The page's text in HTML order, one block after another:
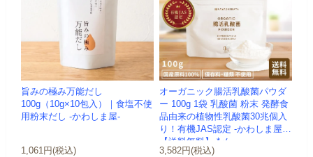
旨みの極み万能だし
100g（10g×10包入）｜食塩不使
用粉末だし -かわしま屋-
1,061円(税込)
オーガニック腸活乳酸菌パウダ
ー 100g 1袋 乳酸菌 粉末 発酵食
品由来の植物性乳酸菌30兆個入
り！有機JAS認定 -かわしま屋-
【送料無料】 *メ...
3,582円(税込)